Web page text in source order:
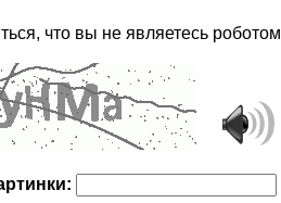
что вы не являетесь роботом